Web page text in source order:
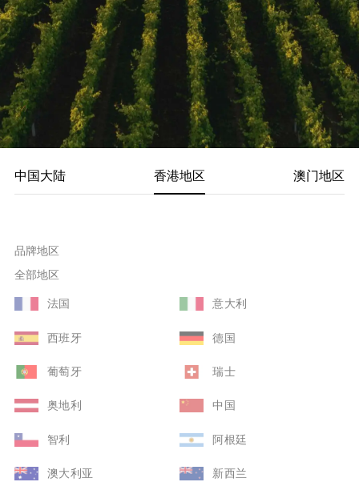
中国大陆 香港地区 澳门地区
品牌地区
全部地区
法国
意大利
西班牙 德国
葡萄牙 瑞士
奥地利 中国
智利 阿根廷
澳大利亚 新西兰